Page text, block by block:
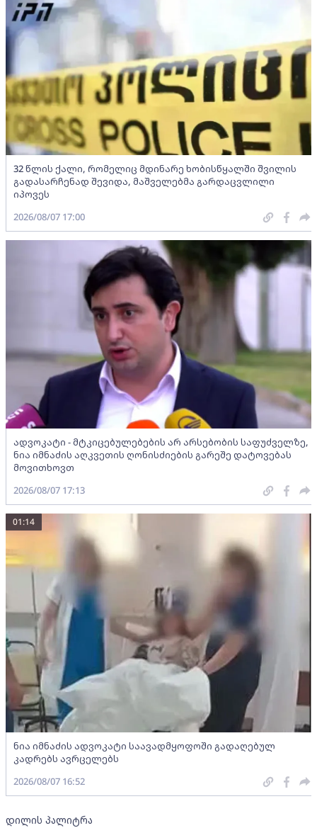
32 წლის ქალი, რომელიც მდინარე ხობისწყალში შვილის
გადასარჩენად შევიდა, მაშველებმა გარდაცვლილი
იპოვეს
2026/08/07 17:00
ადვოკატი - მტკიცებულებების არ არსებობის საფუძველზე,
ნია იმნაძის აღკვეთის ღონისძიების გარეშე დატოვებას
მოვითხოვთ
2026/08/07 17:13
ნია იმნაძის ადვოკატი საავადმყოფოში გადაღებულ
კადრებს ავრცელებს
01:14
2026/08/07 16:52
დილის პალიტრა